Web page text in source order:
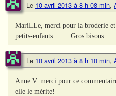
Le 10 avril 2013 à 8 h 08 min,
MariLLe, merci pour la broderie
petits-enfants……..Gros bisous
Le 10 avril 2013 à 8 h 10 min,
Anne V. merci pour ce
elle le mérite!